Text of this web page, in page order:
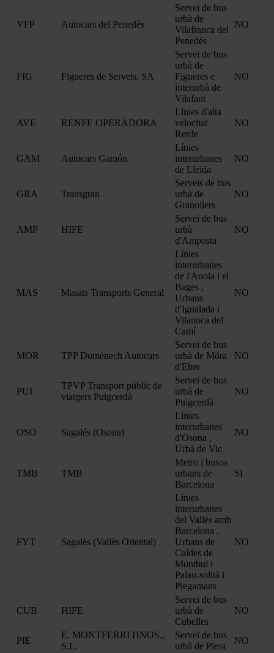
VFP Autocars del Penedès
Servei de bus
urbà de
Vilafranca del
Penedés
NO
FIG Figueres de Serveis, SA
Servei de bus
urbà de
Figueres e
interurbà de
Vilafant
NO
AVE RENFE OPERADORA
Línies d'alta
velocitat
Renfe
NO
GAM Autocars Gamón
Línies
interurbanes
de Lleida
NO
GRA Transgran
Serveis de bus
urbà de
Granollers
NO
AMP HIFE
Servei de bus
urbà
d'Amposta
NO
MAS Masats Transports General
Línies
interurbanes
de l'Anoia i el
Bages ,
Urbans
d'Igualada i
Vilanoca del
Camí
NO
MOR TPP Domènech Autocars
Servei de bus
urbà de Móra
d'Ebre
NO
PUI
TPVP Transport públic de
viatgers Puigcerdà
Servei de bus
urbà de
Puigcerdà
NO
OSO Sagalés (Osona)
Línies
interurbanes
d'Osona ,
Urbà de Vic
NO
TMB TMB
Metro i busos
urbans de
Barcelona
SI
FYT Sagalés (Vallès Oriental)
Línies
interurbanes
del Vallès amb
Barcelona ,
Urbans de
Caldes de
Montbui i
Palau-solità i
Plegamans
NO
CUB HIFE
Servei de bus
urbà de
Cubelles
NO
PIE
E. MONTFERRI HNOS.,
S.L.
Servei de bus
urbà de Piera
NO